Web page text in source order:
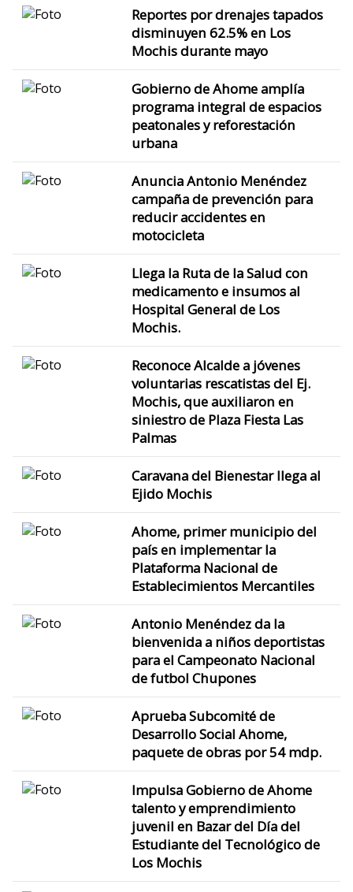
Reportes por drenajes tapados
disminuyen 62.5% en Los
Mochis durante mayo
Gobierno de Ahome amplía
programa integral de espacios
peatonales y reforestación
urbana
Anuncia Antonio Menéndez
campaña de prevención para
reducir accidentes en
motocicleta
Llega la Ruta de la Salud con
medicamento e insumos al
Hospital General de Los
Mochis.
Reconoce Alcalde a jóvenes
voluntarias rescatistas del Ej.
Mochis, que auxiliaron en
siniestro de Plaza Fiesta Las
Palmas
Caravana del Bienestar llega al
Ejido Mochis
Ahome, primer municipio del
país en implementar la
Plataforma Nacional de
Establecimientos Mercantiles
Antonio Menéndez da la
bienvenida a niños deportistas
para el Campeonato Nacional
de futbol Chupones
Aprueba Subcomité de
Desarrollo Social Ahome,
paquete de obras por 54 mdp.
Impulsa Gobierno de Ahome
talento y emprendimiento
juvenil en Bazar del Día del
Estudiante del Tecnológico de
Los Mochis